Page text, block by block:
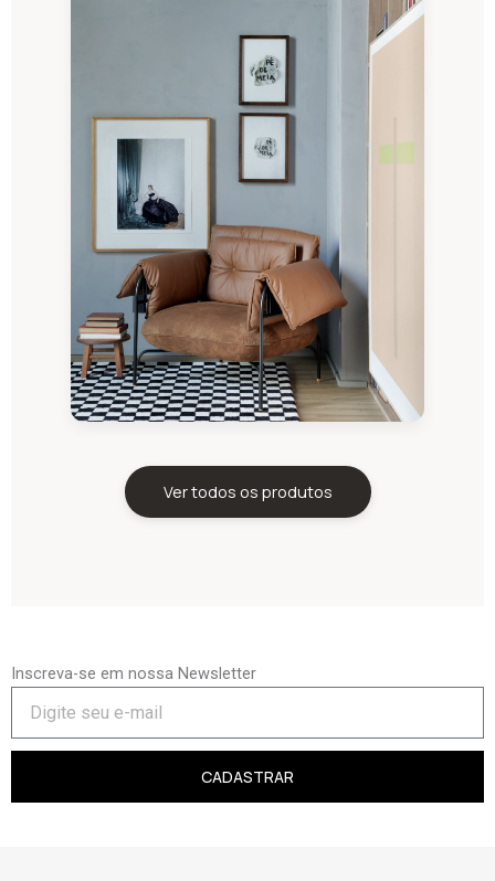
Ver todos os produtos
Inscreva-se em nossa Newsletter
CADASTRAR